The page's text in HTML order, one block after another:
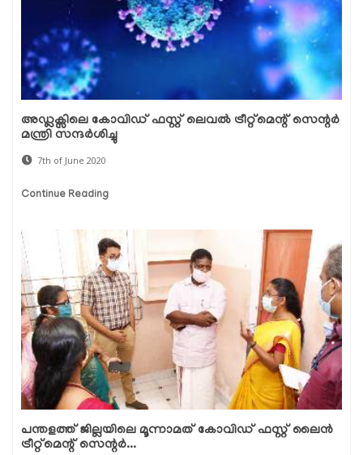
അഡ്ലക്സിലെ കോവിഡ് ഫസ്റ്റ് ലെവൽ ട്രീറ്റ്മെന്റ് സെന്റർ
മന്ത്രി സന്ദർശിച്ചു
7th of June 2020
Continue Reading
പന്തളത്ത് ജില്ലയിലെ മൂന്നാമത് കോവിഡ് ഫസ്റ്റ് ലൈന്‍
ട്രീറ്റ്‌മെന്റ് സെന്റര്‍...